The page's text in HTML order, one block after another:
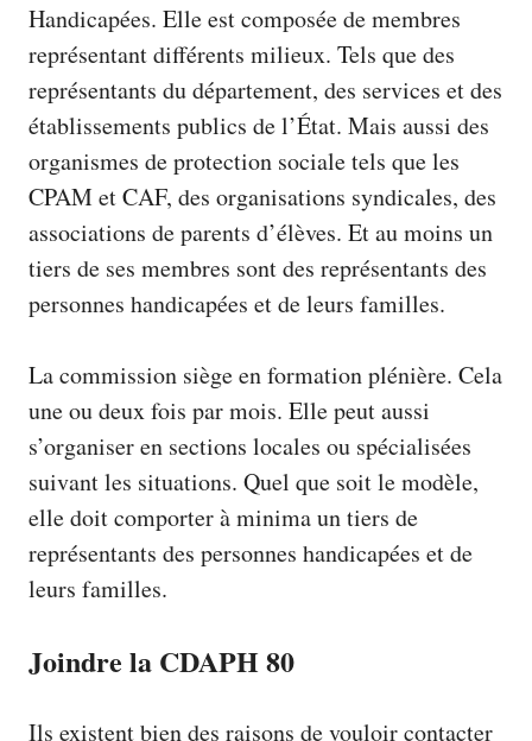
Handicapées. Elle est composée de membres
représentant différents milieux. Tels que des
représentants du département, des services et des
établissements publics de l’État. Mais aussi des
organismes de protection sociale tels que les
CPAM et CAF, des organisations syndicales, des
associations de parents d’élèves. Et au moins un
tiers de ses membres sont des représentants des
personnes handicapées et de leurs familles.
La commission siège en formation plénière. Cela
une ou deux fois par mois. Elle peut aussi
s’organiser en sections locales ou spécialisées
suivant les situations. Quel que soit le modèle,
elle doit comporter à minima un tiers de
représentants des personnes handicapées et de
leurs familles.
Joindre la CDAPH 80
Ils existent bien des raisons de vouloir contacter